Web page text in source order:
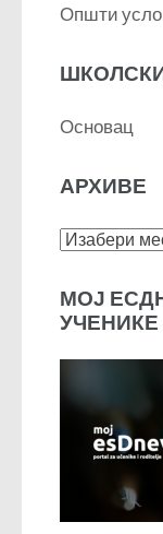
Општи
Основац
АРХИВЕ
Архиве
МОЈ